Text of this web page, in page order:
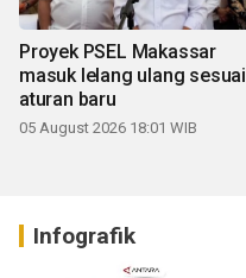
Proyek PSEL Makassar
masuk lelang ulang sesuai
aturan baru
05 August 2026 18:01 WIB
Infografik